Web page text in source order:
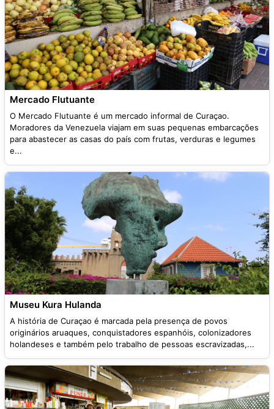
Mercado Flutuante
O Mercado Flutuante é um mercado informal de Curaçao.
Moradores da Venezuela viajam em suas pequenas embarcações
para abastecer as casas do país com frutas, verduras e legumes
e...
Museu Kura Hulanda
A história de Curaçao é marcada pela presença de povos
originários aruaques, conquistadores espanhóis, colonizadores
holandeses e também pelo trabalho de pessoas escravizadas,...